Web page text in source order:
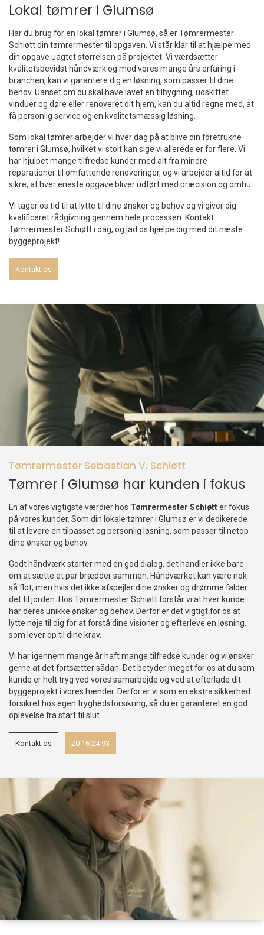
Lokal tømrer i Glumsø
Har du brug for en lokal tømrer i Glumsø, så er Tømrermester
Schiøtt din tømrermester til opgaven. Vi står klar til at hjælpe med
din opgave uagtet størrelsen på projektet. Vi værdsætter
kvalitetsbevidst håndværk og med vores mange års erfaring i
branchen, kan vi garantere dig en løsning, som passer til dine
behov. Uanset om du skal have lavet en tilbygning, udskiftet
vinduer og døre eller renoveret dit hjem, kan du altid regne med, at
få personlig service og en kvalitetsmæssig løsning.
Som lokal tømrer arbejder vi hver dag på at blive din foretrukne
tømrer i Glumsø, hvilket vi stolt kan sige vi allerede er for flere. Vi
har hjulpet mange tilfredse kunder med alt fra mindre
reparationer til omfattende renoveringer, og vi arbejder altid for at
sikre, at hver eneste opgave bliver udført med præcision og omhu.
Vi tager os tid til at lytte til dine ønsker og behov og vi giver dig
kvalificeret rådgivning gennem hele processen. Kontakt
Tømrermester Schiøtt i dag, og lad os hjælpe dig med dit næste
byggeprojekt!
Kontakt os
Tømrermester Sebastian V. Schiøtt
Tømrer i Glumsø har kunden i fokus
En af vores vigtigste værdier hos Tømrermester Schiøtter fokus
på vores kunder. Som din lokale tømrer i Glumsø er vi dedikerede
til at levere en tilpasset og personlig løsning, som passer til netop
dine ønsker og behov.
Godt håndværk starter med en god dialog, det handler ikke bare
om at sætte et par brædder sammen. Håndværket kan være nok
så flot, men hvis det ikke afspejler dine ønsker og drømme falder
det til jorden. Hos Tømrermester Schiøtt forstår vi at hver kunde
har deres unikke ønsker og behov. Derfor er det vigtigt for os at
lytte nøje til dig for at forstå dine visioner og efterleve en løsning,
som lever op til dine krav.
Vi har igennem mange år haft mange tilfredse kunder og vi ønsker
gerne at det fortsætter sådan. Det betyder meget for os at du som
kunde er helt tryg ved vores samarbejde og ved at efterlade dit
byggeprojekt i vores hænder. Derfor er vi som en ekstra sikkerhed
forsikret hos egen tryghedsforsikring, så du er garanteret en god
oplevelse fra start til slut.
Kontakt os 20 16 24 93